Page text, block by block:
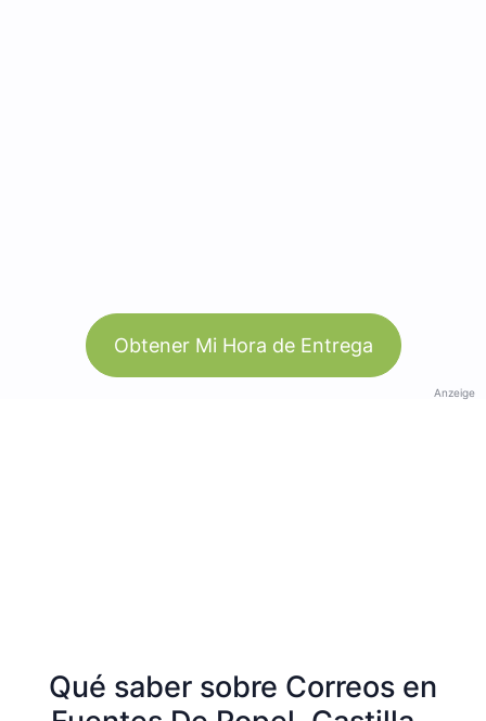
Obtener Mi Hora de Entrega
Anzeige
Qué saber sobre Correos en